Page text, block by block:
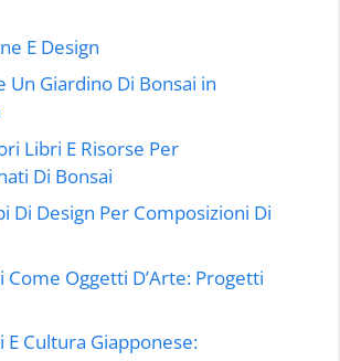
E Design
Un Giardino Di Bonsai in
Libri E Risorse Per
Di Bonsai
Di Design Per Composizioni Di
Come Oggetti D’Arte: Progetti
E Cultura Giapponese: